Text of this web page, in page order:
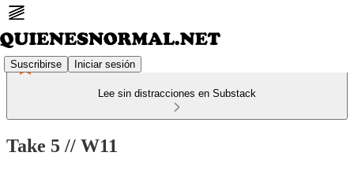
Suscribirse Iniciar sesión
Lee sin distracciones en Substack
Take 5 // W11